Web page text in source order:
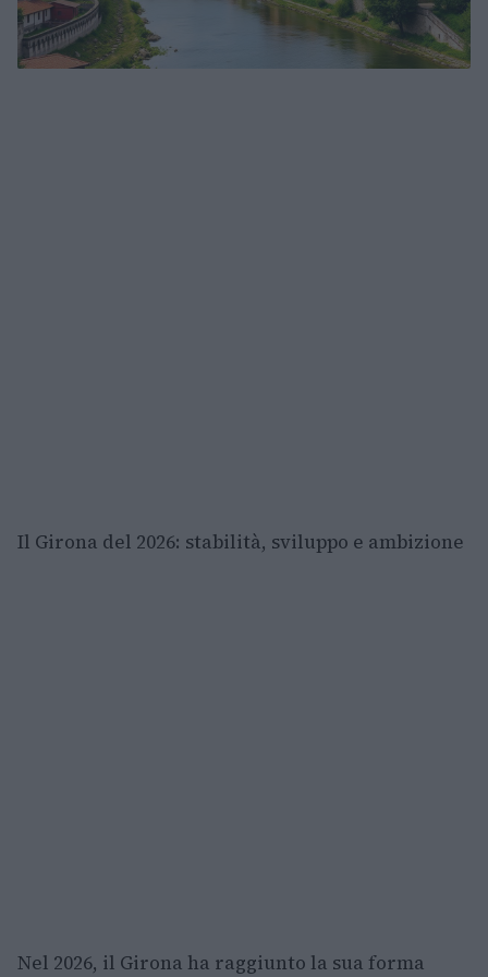
Il Girona del 2026: stabilità, sviluppo e ambizione
Nel 2026, il Girona ha raggiunto la sua forma